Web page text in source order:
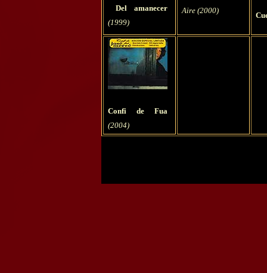
Del amanecer
(1999)
Aire (2000)
Confi de Fua
(2004)